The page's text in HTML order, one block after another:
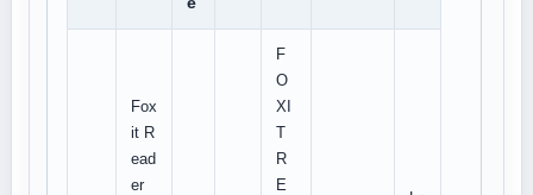
Fox
it R
ead
er
F
O
XI
T
R
E